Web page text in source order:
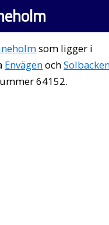
som ligger i
Envägenoch
64152.